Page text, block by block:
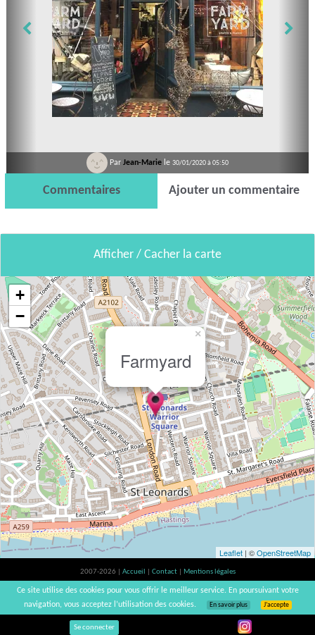
Par Jean-Marie le 30/01/2020 à 05:50
Commentaires Ajouter un commentaire
Afficher / Cacher la carte
Farmyard
×
+
−
Leaflet | ©OpenStreetMap
2007-2026 | Accueil Contact
Mentions légales
L'abus d'alcool est dangereux pour la santé, à consommer avec modération. |
vinsnaturels | v3.12
Se connecter
Ce site utilise des cookies pour vous offrir le meilleur service. En poursuivant votre
navigation, vous acceptez l’utilisation des cookies.
En savoir plus J’accepte